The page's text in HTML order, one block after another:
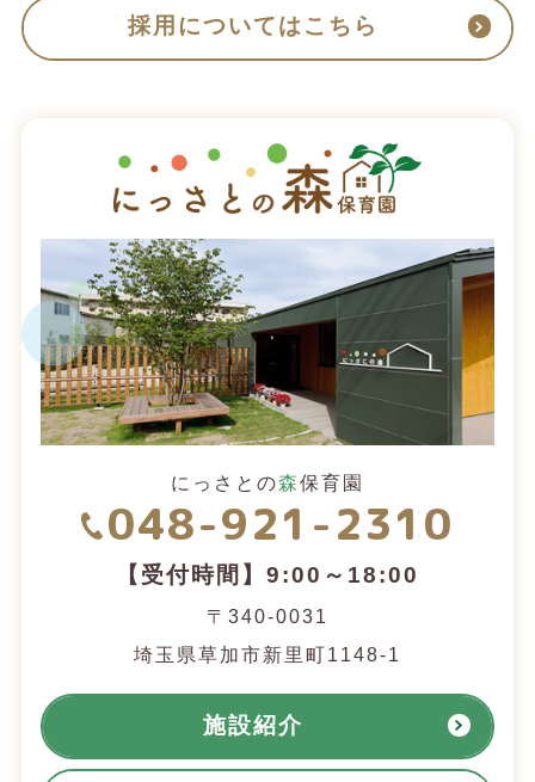
採用についてはこちら
にっさとの森保育園
048-921-2310
【受付時間】9:00～18:00
〒340-0031
埼玉県草加市新里町1148-1
施設紹介